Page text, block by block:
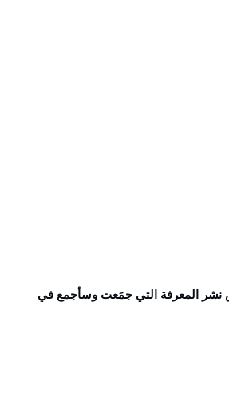
نشر المعرفة التي جمَعت وسأجمع في